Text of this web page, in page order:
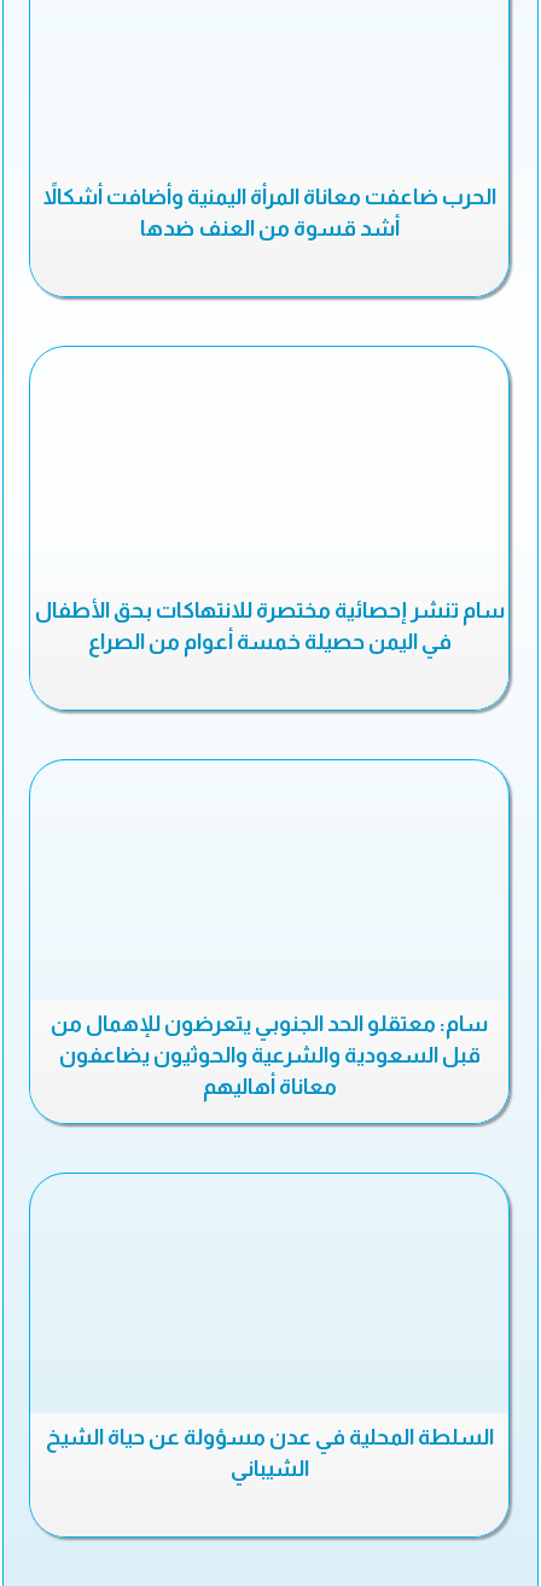
الحرب ضاعفت معاناة المرأة اليمنية وأضافت أشكالاً
أشد قسوة من العنف ضدها
سام تنشر إحصائية مختصرة للانتهاكات بحق الأطفال
في اليمن حصيلة خمسة أعوام من الصراع
سام: معتقلو الحد الجنوبي يتعرضون للإهمال من
قبل السعودية والشرعية والحوثيون يضاعفون
معاناة أهاليهم
السلطة المحلية في عدن مسؤولة عن حياة الشيخ
الشيباني